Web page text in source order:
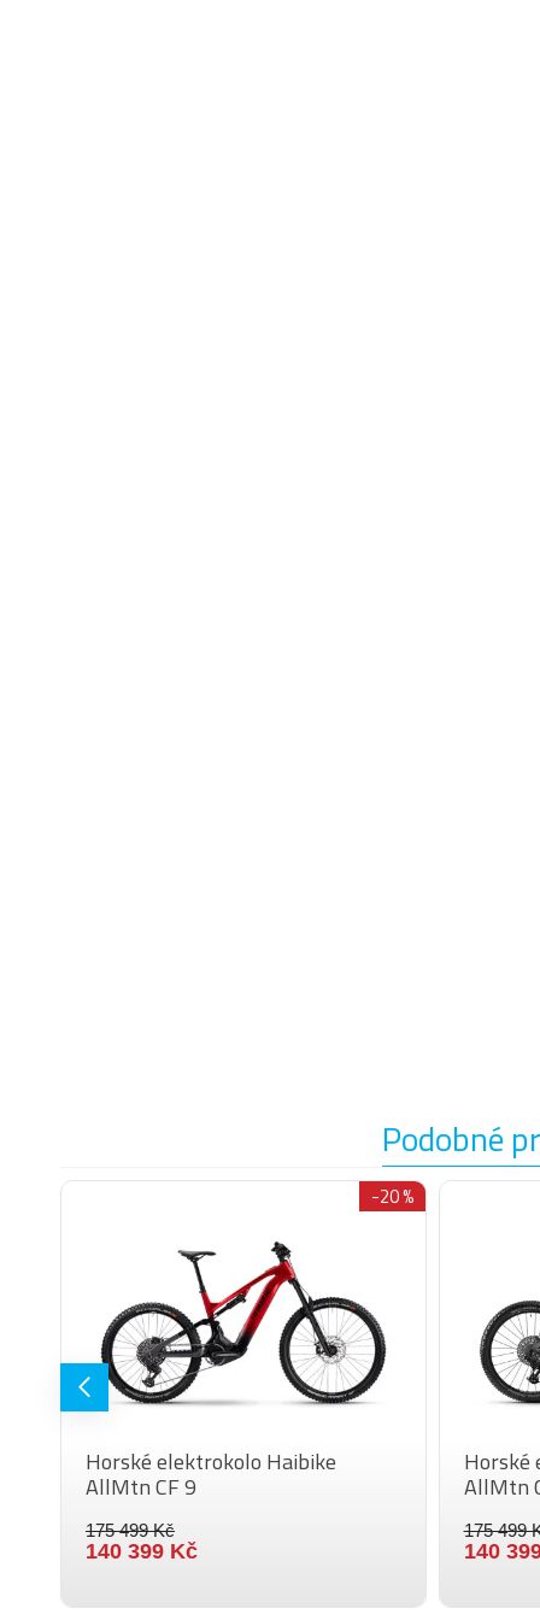
Podobné
-20 %
Horské elektrokolo Haibike
AllMtn CF 9
175 499 Kč
140 399 Kč
Horské
AllMtn
175 499
140